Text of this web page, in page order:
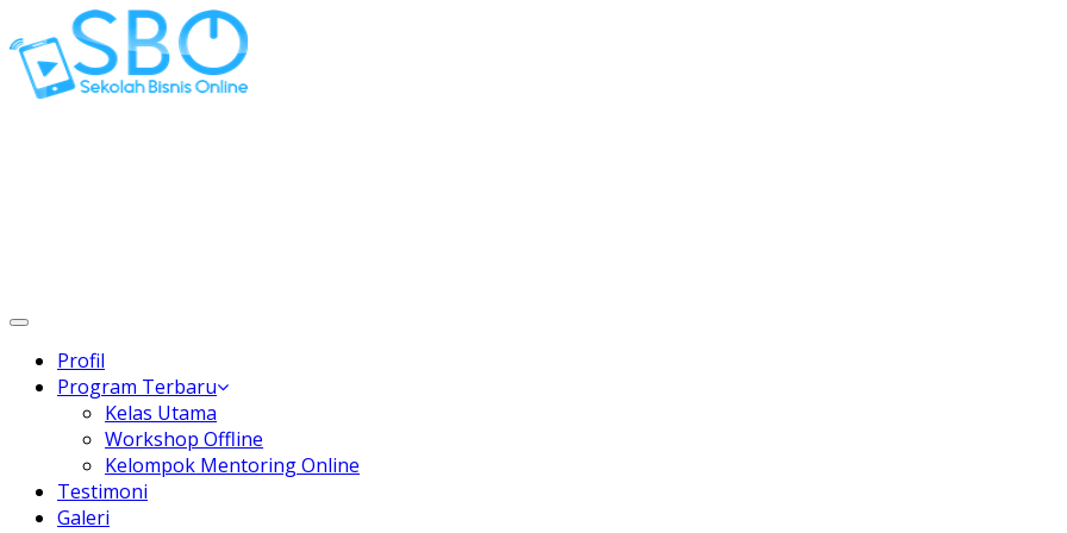
Toggle
Profil
Program Terbaru
Kelas Utama
Workshop Offline
Kelompok Mentoring Online
Testimoni
Galeri